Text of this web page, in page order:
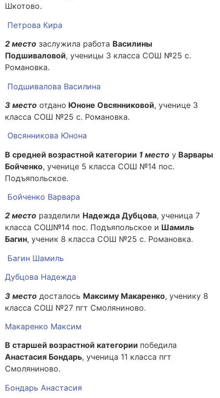
Шкотово.
Петрова Кира
2 место заслужила работа Василины
Подшиваловой, ученицы 3 класса СОШ №25 с.
Романовка.
Подшивалова Василина
3 место отдано Юноне Овсянниковой, ученице 3
класса СОШ №25 с. Романовка.
Овсянникова Юнона
В средней возрастной категории 1 место у Варвары
Бойченко, ученице 5 класса СОШ №14 пос.
Подъяпольское.
Бойченко Варвара
2 место разделили Надежда Дубцова, ученица 7
класса СОШ№14 пос. Подъяпольское и Шамиль
Багин, ученик 8 класса СОШ №25 с. Романовка.
Багин Шамиль
Дубцова Надежда
3 место досталось Максиму Макаренко, ученику 8
класса СОШ №27 пгт Смоляниново.
Макаренко Максим
В старшей возрастной категории победила
Анастасия Бондарь, ученица 11 класса пгт
Смоляниново.
Бондарь Анастасия